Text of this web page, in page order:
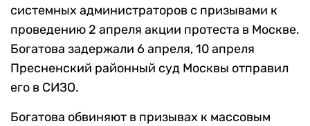
системных администраторов с призывами к
проведению 2 апреля акции протеста в Москве.
Богатова задержали 6 апреля, 10 апреля
Пресненский районный суд Москвы отправил
его в СИЗО.
Богатова обвиняют в призывах к массовым